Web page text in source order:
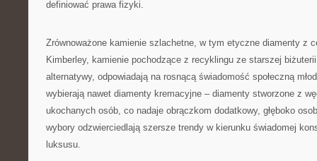
definiować prawa fizyki.
Zrównoważone kamienie szlachetne, w tym etyczne diamenty z
Kimberley, kamienie pochodzące z recyklingu ze starszej
alternatywy, odpowiadają na rosnącą świadomość społeczną
wybierają nawet diamenty kremacyjne – diamenty stworzone z
ukochanych osób, co nadaje obrączkom dodatkowy, głęboko
wybory odzwierciedlają szersze trendy w kierunku świadomej
luksusu.